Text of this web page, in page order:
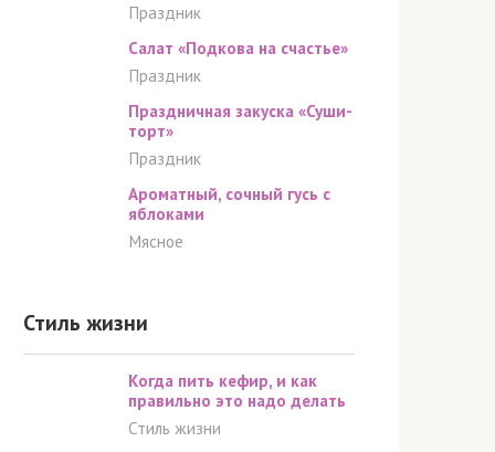
Праздник
Салат «Подкова на счастье»
Праздник
Праздничная закуска «Суши-
торт»
Праздник
Ароматный, сочный гусь с
яблоками
Мясное
Стиль жизни
Когда пить кефир, и как
правильно это надо делать
Стиль жизни